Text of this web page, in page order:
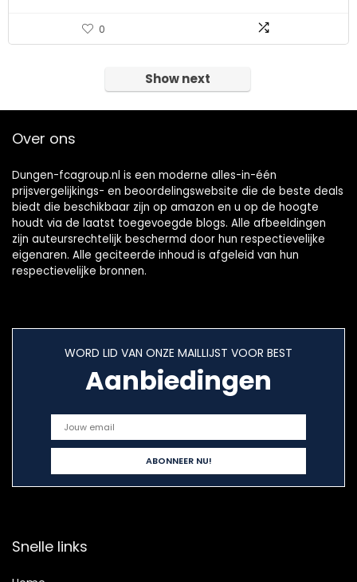
0
Show next
Over ons
Dungen-fcagroup.nl is een moderne alles-in-één
prijsvergelijkings- en beoordelingswebsite die de beste deals
biedt die beschikbaar zijn op amazon en u op de hoogte
houdt via de laatst toegevoegde blogs. Alle afbeeldingen
zijn auteursrechtelijk beschermd door hun respectievelijke
eigenaren. Alle geciteerde inhoud is afgeleid van hun
respectievelijke bronnen.
WORD LID VAN ONZE MAILLIJST VOOR BEST
Aanbiedingen
Snelle links